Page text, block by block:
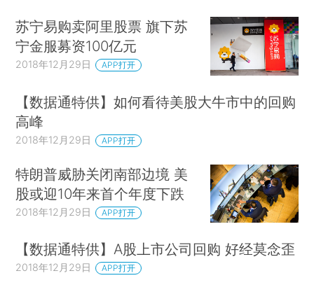
苏宁易购卖阿里股票 旗下苏
宁金服募资100亿元
2018年12月29日 APP打开
【数据通特供】如何看待美股大牛市中的回购
高峰
2018年12月29日 APP打开
特朗普威胁关闭南部边境 美
股或迎10年来首个年度下跌
2018年12月29日 APP打开
【数据通特供】A股上市公司回购 好经莫念歪
2018年12月29日 APP打开